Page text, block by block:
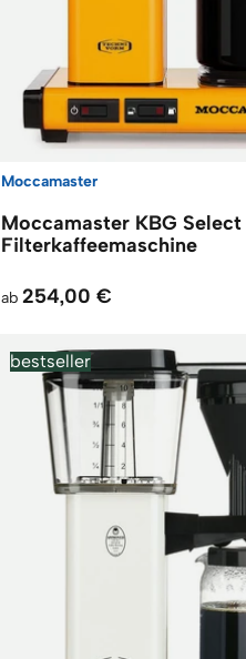
Moccamaster
Moccamaster KBG Select
Filterkaffeemaschine
ab254,00 €
bestseller